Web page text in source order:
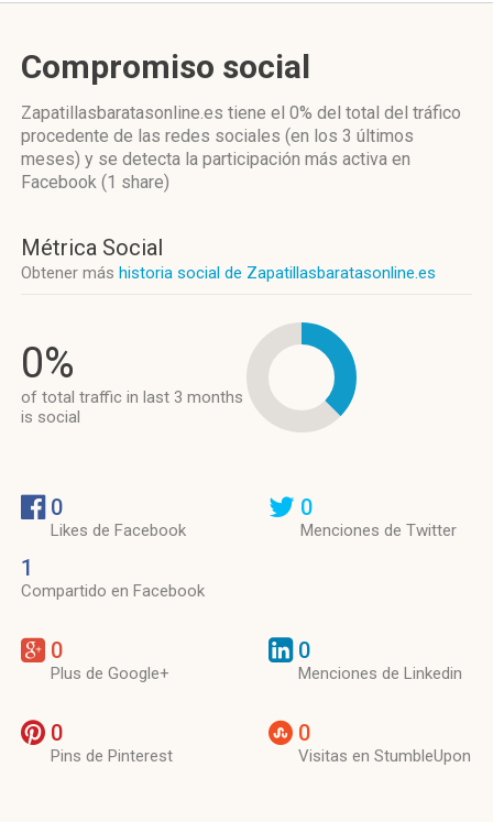
Compromiso social
Zapatillasbaratasonline.es tiene el 0% del total del tráfico
procedente de las redes sociales (en los 3 últimos
meses) y se detecta la participación más activa en
Facebook (1 share)
Métrica Social
Obtener más historia social de Zapatillasbaratasonline.es
0%
of total traffic in last 3 months
is social
0
Likes de Facebook
1
Compartido en Facebook
0
Menciones de Twitter
0
Plus de Google+
0
Menciones de Linkedin
0
Pins de Pinterest
0
Visitas en StumbleUpon